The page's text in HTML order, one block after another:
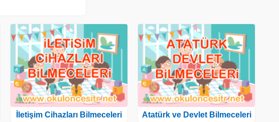
İletişim Cihazları Bilmeceleri Atatürk ve Devlet Bilmeceleri